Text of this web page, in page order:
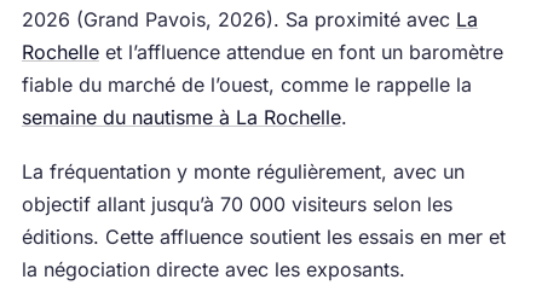
2026 (Grand Pavois, 2026). Sa proximité avec La
Rochelleet l’affluence attendue en font un baromètre
fiable du marché de l’ouest, comme le rappelle la
semaine du nautisme à La Rochelle.
La fréquentation y monte régulièrement, avec un
objectif allant jusqu’à 70 000 visiteurs selon les
éditions. Cette affluence soutient les essais en mer et
la négociation directe avec les exposants.